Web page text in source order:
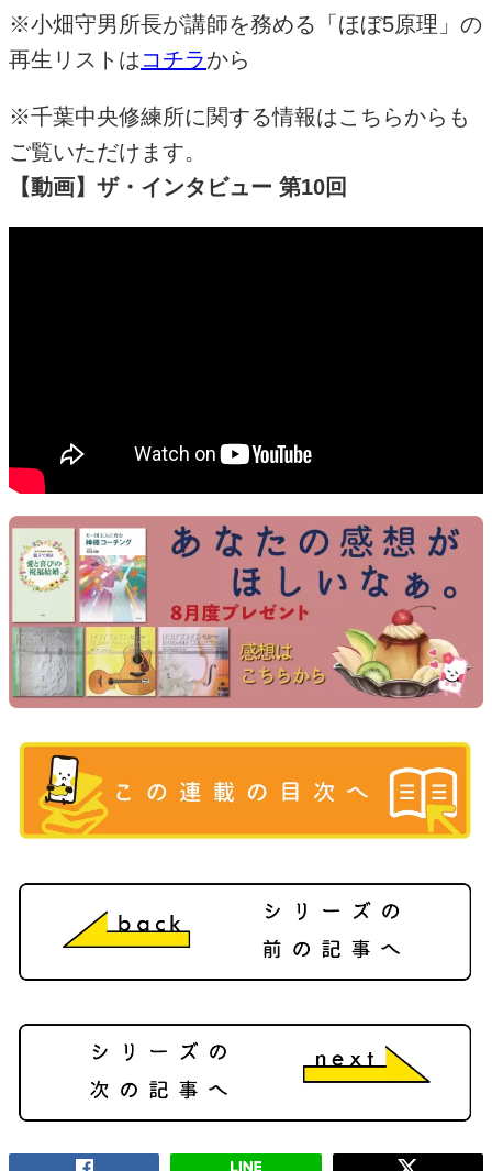
※小畑守男所長が講師を務める「ほぼ5原理」の
再生リストは コチラから
※千葉中央修練所に関する情報はこちらからも
ご覧いただけます。
【動画】ザ・インタビュー 第10回